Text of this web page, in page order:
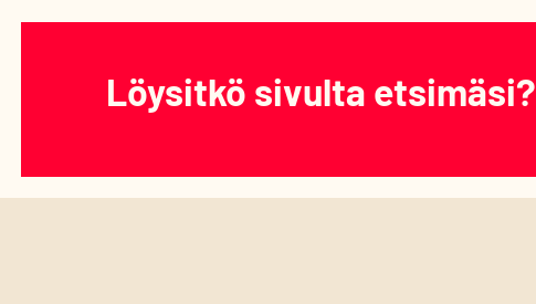
Löysitkö sivulta etsimäsi?